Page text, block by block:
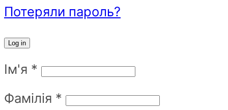
Потеряли пароль?
Log in
Ім'я *
Фамілія *